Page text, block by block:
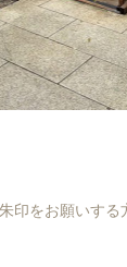
印をお願いする